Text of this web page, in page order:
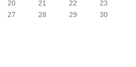
20 21 22
23
27 28 29
30